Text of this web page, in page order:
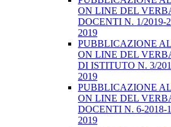
ON LINE DEL
DOCENTI N. 1/2019-
2019
PUBBLICAZIONE
ON LINE DEL
DI ISTITUTO N. 3/
2019
PUBBLICAZIONE
ON LINE DEL
DOCENTI N. 6-2018-
2019